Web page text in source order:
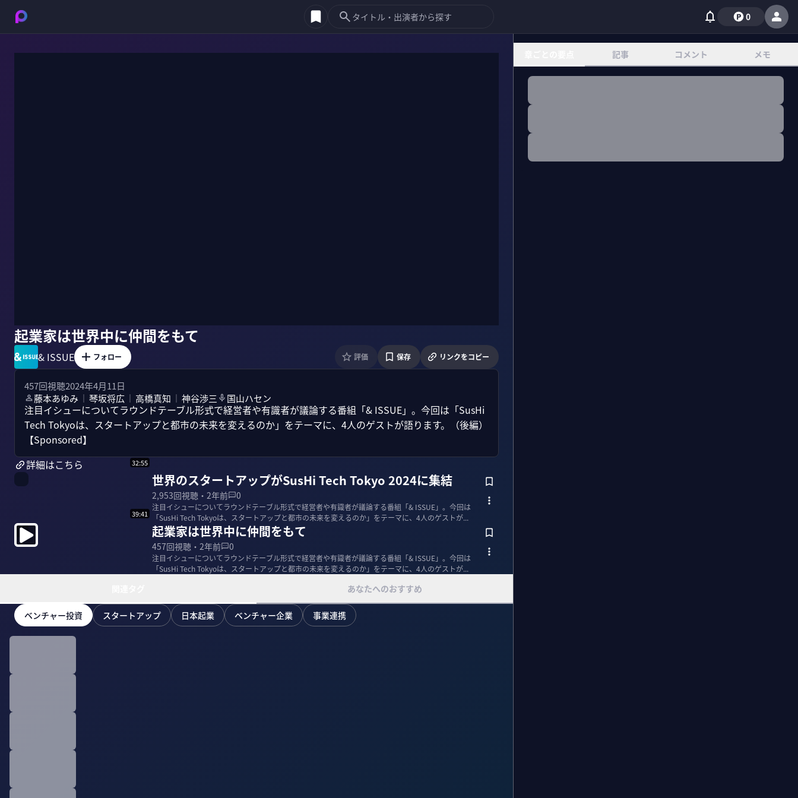
0
起業家は世界中に仲間をもて
& ISSUE フォロー 評価 保存 リンクをコピー
457回視聴2024年4月11日
藤本あゆみ ｜ 琴坂将広 ｜ 高橋真知 ｜ 神谷渉三 国山ハセン
注目イシューについてラウンドテーブル形式で経営者や有識者が議論する番組「& ISSUE」。今回は「SusHi
Tech Tokyoは、スタートアップと都市の未来を変えるのか」をテーマに、4人のゲストが語ります。（後編）
【Sponsored】
詳細はこちら
32:55
世界のスタートアップがSusHi Tech Tokyo 2024に集結
2,953回視聴・ 2年前 0
注目イシューについてラウンドテーブル形式で経営者や有識者が議論する番組「& ISSUE」。今回は
「SusHi Tech Tokyoは、スタートアップと都市の未来を変えるのか」をテーマに、4人のゲストが...
39:41
起業家は世界中に仲間をもて
457回視聴・ 2年前 0
注目イシューについてラウンドテーブル形式で経営者や有識者が議論する番組「& ISSUE」。今回は
「SusHi Tech Tokyoは、スタートアップと都市の未来を変えるのか」をテーマに、4人のゲストが...
あなたへのおすすめ
ベンチャー投資 スタートアップ 日本起業 ベンチャー企業 事業連携
記事 コメント メモ